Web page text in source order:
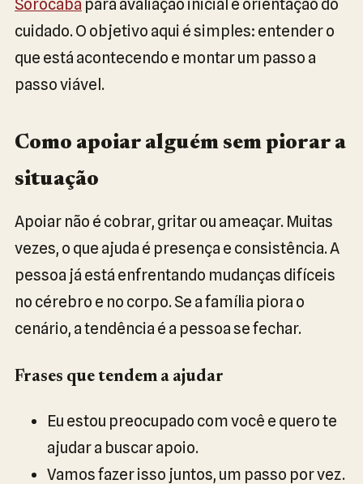
Sorocaba para avaliação inicial e orientação do
cuidado. O objetivo aqui é simples: entender o
que está acontecendo e montar um passo a
passo viável.
Como apoiar alguém sem piorar a
situação
Apoiar não é cobrar, gritar ou ameaçar. Muitas
vezes, o que ajuda é presença e consistência. A
pessoa já está enfrentando mudanças difíceis
no cérebro e no corpo. Se a família piora o
cenário, a tendência é a pessoa se fechar.
Frases que tendem a ajudar
Eu estou preocupado com você e quero te
ajudar a buscar apoio.
Vamos fazer isso juntos, um passo por vez.